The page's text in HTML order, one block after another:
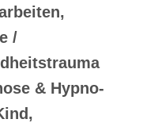
/
& Hypno-